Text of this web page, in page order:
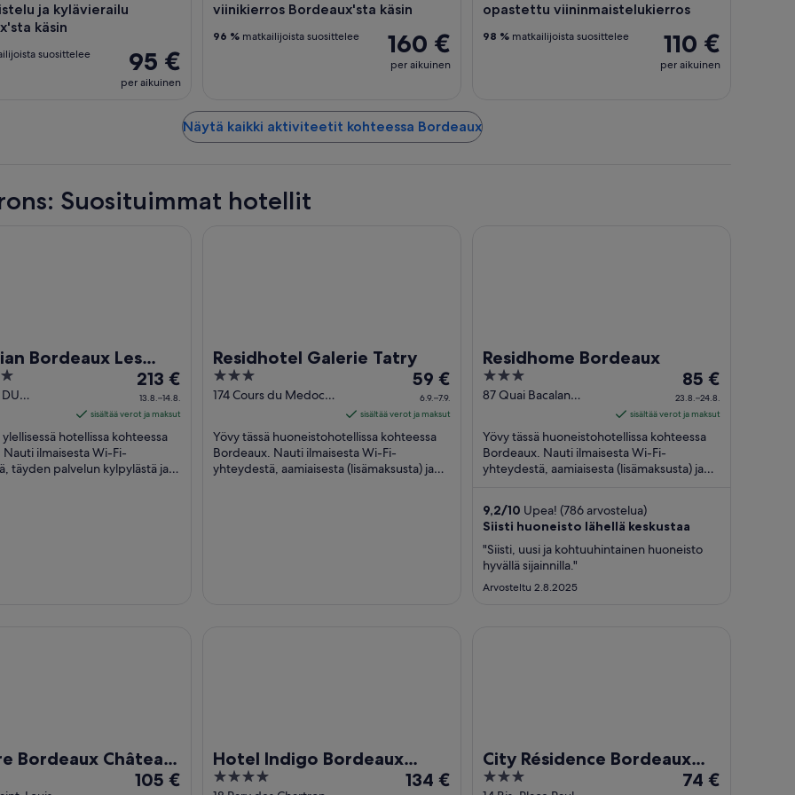
ja kylävierailu
käsin
95 €
per aikuinen
suosittelee
viinikierros Bordeaux'sta käsin
160 €
per aikuinen
96 % matkailijoista suosittelee
opastettu viininmaistelukierros
110 €
per aikuinen
98 % matkailijoista suosittelee
Näytä kaikki aktiviteetit kohteessa Bordeaux
Suosituimmat hotellit
Bordeaux Les
Hinta
on
213 €
per
ajalle
213 €
13.8.–14.8.
sisältää verot ja maksut
ylellisessä hotellissa kohteessa
ilmaisesta Wi-Fi-
täyden palvelun kylpylästä ja
Residhotel Galerie Tatry
3
out
5
174 Cours du Medoc
Hinta
on
59 €
per
ajalle
59 €
6.9.–7.9.
sisältää verot ja maksut
Yövy tässä huoneistohotellissa kohteessa
Bordeaux. Nauti ilmaisesta Wi-Fi-
yhteydestä, aamiaisesta (lisämaksusta) ja
Residhome Bordeaux
3
out
5
87 Quai Bacalan
Hinta
on
85 €
per
ajalle
24.8.
85 €
23.8.–24.8.
sisältää verot ja maksut
Yövy tässä huoneistohotellissa kohteessa
Bordeaux. Nauti ilmaisesta Wi-Fi-
yhteydestä, aamiaisesta (lisämaksusta) ja
9,2/10 Upea! (786 arvostelua)
Siisti huoneisto lähellä keskustaa
"Siisti, uusi ja kohtuuhintainen huoneisto
hyvällä sijainnilla."
Arvosteltu 2.8.2025
Bordeaux Château
Hinta
105 €
Hotel Indigo Bordeaux
Centre Chartrons by IHG
4
Hinta
134 €
City Résidence Bordeaux
Centre
3
Hinta
74 €